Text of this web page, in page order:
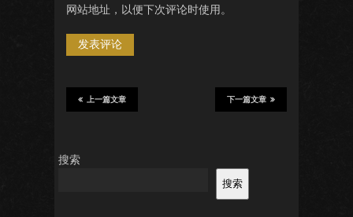
网站地址，以便下次评论时使用。
下一篇文章
上一篇文章
搜索
搜索